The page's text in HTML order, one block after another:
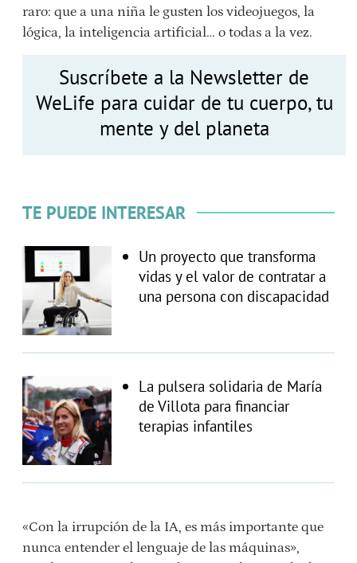
raro: que a una niña le gusten los videojuegos, la
lógica, la inteligencia artificial… o todas a la vez.
Suscríbete a la Newsletter de
WeLife para cuidar de tu cuerpo, tu
mente y del planeta
TE PUEDE INTERESAR
Un proyecto que transforma
vidas y el valor de contratar a
una persona con discapacidad
La pulsera solidaria de María
de Villota para financiar
terapias infantiles
«Con la irrupción de la IA, es más importante que
nunca entender el lenguaje de las máquinas»,